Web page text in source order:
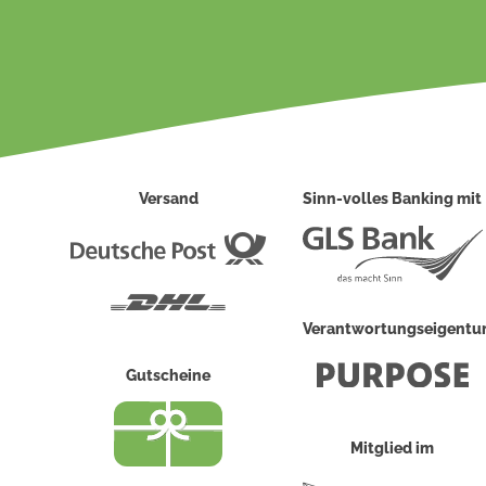
Versand
Deutsche
Gutscheine
Sinn-volles Banking mit
Mitglied im